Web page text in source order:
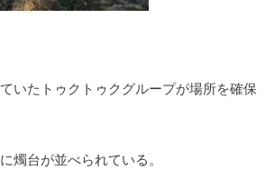
いたトゥクトゥクグループが場所を確保
燭台が並べられている。